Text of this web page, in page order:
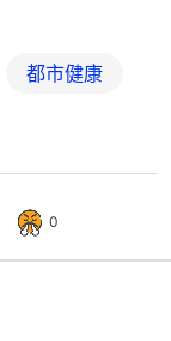
都市健康
0